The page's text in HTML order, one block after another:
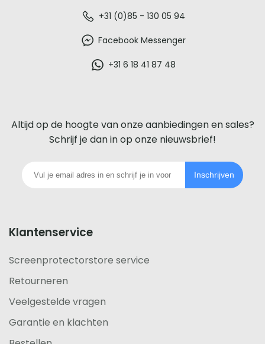
voor
iedere
telefoon
+31 (0)85 - 130 05 94
Facebook Messenger
+31 6 18 41 87 48
Altijd op de hoogte van onze aanbiedingen en sales?
Schrijf je dan in op onze nieuwsbrief!
Inschrijven
Klantenservice
Screenprotectorstore service
Retourneren
Veelgestelde vragen
Garantie en klachten